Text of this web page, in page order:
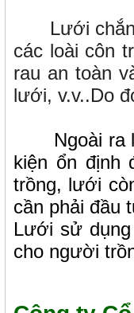
Lưới chắn
các loài côn
rau an toàn
lưới, v.v..Do
Ngoài ra
kiện ổn định
trồng, lưới
cần phải đầu
Lưới sử
cho người